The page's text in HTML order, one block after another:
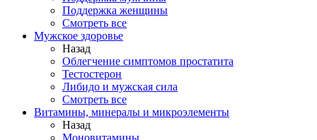
Поддержка женщины
Смотреть все
Мужское здоровье
Назад
Облегчение симптомов простатита
Тестостерон
Либидо и мужская сила
Смотреть все
Витамины, минералы и микроэлементы
Назад
Моновитамины